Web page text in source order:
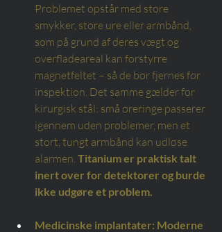
Problemet opstår med store
smykker, store ure eller armbånd,
som på grund af deres vægt og
overfladeareal kan forstyrre
magnetfeltet – så de bør fjernes før
inspektion. Det samme gælder for
kirurgisk stål: små øreringe passerer
igennem uden problemer, men et
stort, tungt armbånd kan udløse
alarmen. Titanium er praktisk talt
inert over for detektorer og burde
ikke udgøre et problem.
Medicinske implantater: Moderne